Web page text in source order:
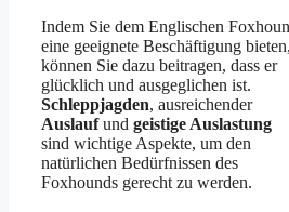
Indem Sie dem Englischen
eine geeignete Beschäftigung bieten,
können Sie dazu beitragen, dass er
glücklich und ausgeglichen ist.
Schleppjagden, ausreichender
Auslaufund geistige Auslastung
sind wichtige Aspekte, um den
natürlichen Bedürfnissen des
Foxhounds gerecht zu werden.